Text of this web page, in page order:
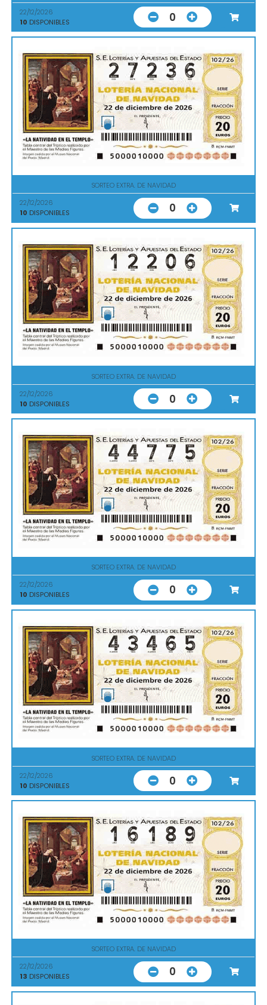
22/12/2026
10 DISPONIBLES 0
SORTEO EXTRA. DE NAVIDAD
22/12/2026
10 DISPONIBLES 0
SORTEO EXTRA. DE NAVIDAD
22/12/2026
10 DISPONIBLES 0
SORTEO EXTRA. DE NAVIDAD
22/12/2026
10 DISPONIBLES 0
SORTEO EXTRA. DE NAVIDAD
22/12/2026
10 DISPONIBLES 0
SORTEO EXTRA. DE NAVIDAD
22/12/2026
13 DISPONIBLES 0